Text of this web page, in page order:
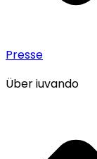
Presse
Über iuvando